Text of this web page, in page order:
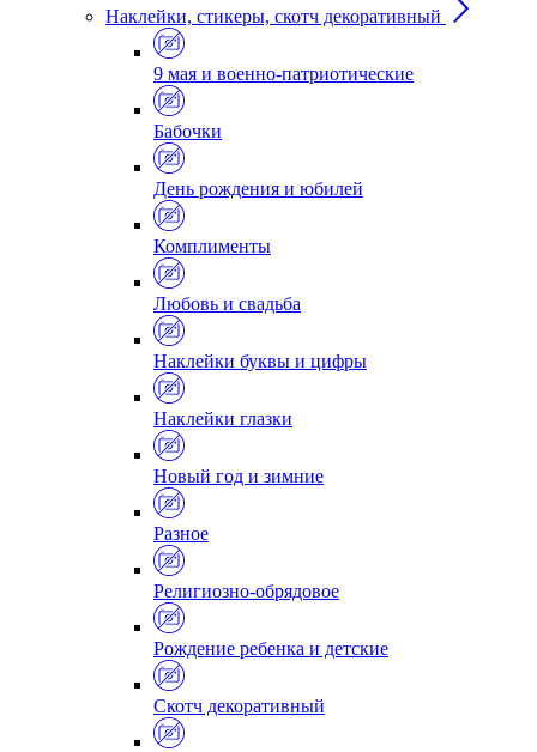
Наклейки, стикеры, скотч декоративный
9 мая и военно-патриотические
Бабочки
День рождения и юбилей
Комплименты
Любовь и свадьба
Наклейки буквы и цифры
Наклейки глазки
Новый год и зимние
Разное
Религиозно-обрядовое
Рождение ребенка и детские
Скотч декоративный